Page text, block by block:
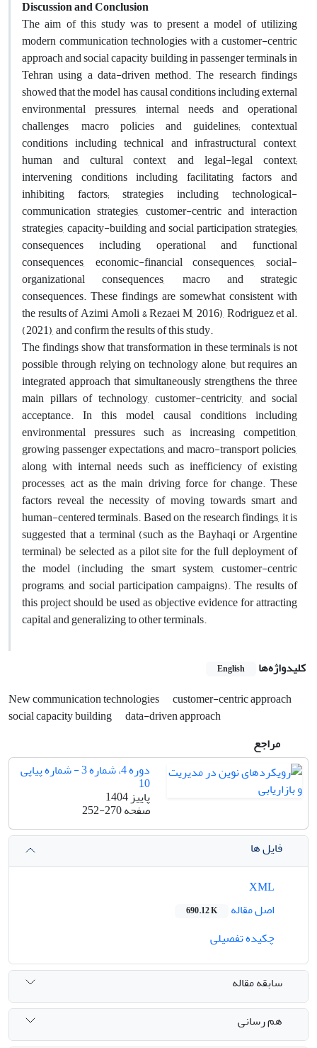
Discussion and Conclusion
The aim of this study was to present a model of utilizing
modern communication technologies with a customer-centric
approach and social capacity building in passenger terminals in
Tehran using a data-driven method. The research findings
showed that the model has causal conditions including external
environmental pressures, internal needs and operational
challenges, macro policies and guidelines; contextual
conditions including technical and infrastructural context,
human and cultural context, and legal-legal context;
intervening conditions including facilitating factors and
inhibiting factors; strategies including technological-
communication strategies, customer-centric and interaction
strategies, capacity-building and social participation strategies;
consequences including operational and functional
consequences, economic-financial consequences, social-
organizational consequences, macro and strategic
consequences. These findings are somewhat consistent with
the results of Azimi Amoli & Rezaei M, 2016), Rodriguez et al.
(2021), and confirm the results of this study.
The findings show that transformation in these terminals is not
possible through relying on technology alone, but requires an
integrated approach that simultaneously strengthens the three
main pillars of technology, customer-centricity, and social
acceptance. In this model, causal conditions including
environmental pressures such as increasing competition,
growing passenger expectations, and macro-transport policies,
along with internal needs such as inefficiency of existing
processes, act as the main driving force for change. These
factors reveal the necessity of moving towards smart and
human-centered terminals. Based on the research findings, it is
suggested that a terminal (such as the Bayhaqi or Argentine
terminal) be selected as a pilot site for the full deployment of
the model (including the smart system, customer-centric
programs, and social participation campaigns). The results of
this project should be used as objective evidence for attracting
capital and generalizing to other terminals.
کلیدواژه‌ها English
New communication technologies
customer-centric approach
social capacity building
data-driven approach
مراجع
دوره 4، شماره 3 - شماره پیاپی
10
پاییز 1404
صفحه252-270
فایل ها
اصل مقاله
690.12 K
چکیده تفصیلی
سابقه مقاله
هم رسانی